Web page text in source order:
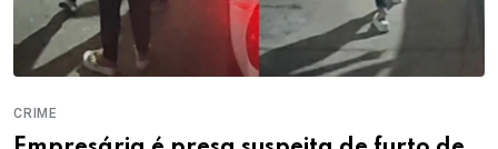
CRIME